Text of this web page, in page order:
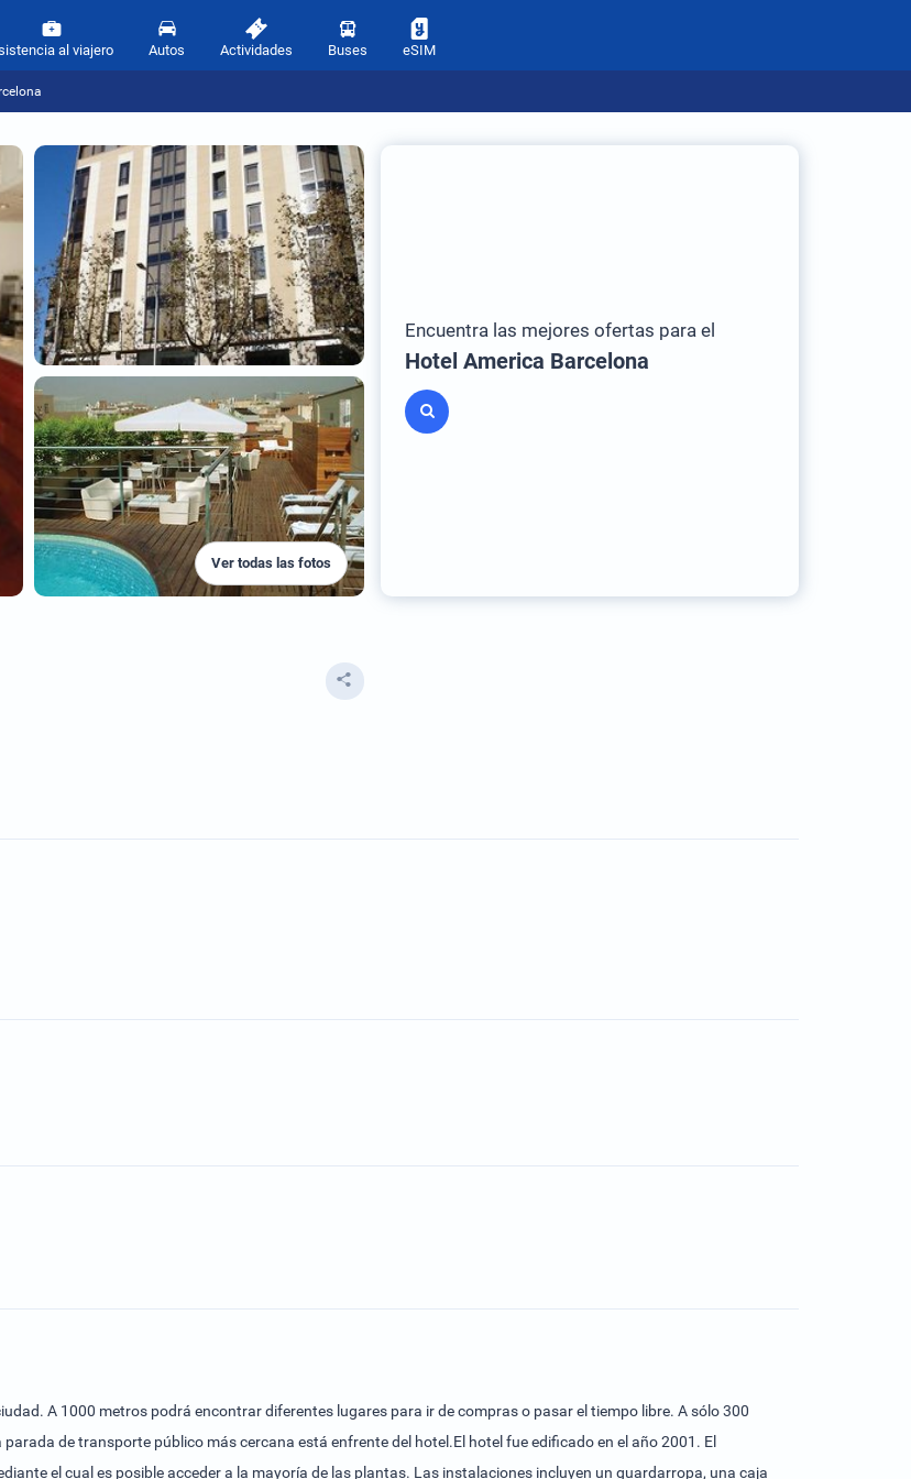
al viajero Autos Actividades Buses eSIM
Ver todas las fotos
Encuentra las mejores ofertas para el
Hotel America Barcelona
A 1000 metros podrá encontrar diferentes lugares para ir de compras o pasar el tiempo libre. A sólo 300
de transporte público más cercana está enfrente del hotel.El hotel fue edificado en el año 2001. El
el cual es posible acceder a la mayoría de las plantas. Las instalaciones incluyen un guardarropa, una caja